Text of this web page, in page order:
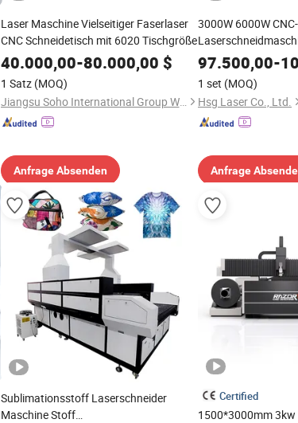
Laser Maschine Vielseitiger Faserlaser
CNC Schneidetisch mit 6020 Tischgröße
40.000,00-80.000,00 $
1 Satz (MOQ)
Jiangsu Soho International Group Wuxi Co., Ltd.
Anfrage Absenden
3000W 6000W CNC-
Eisenrohr
97.500,00-
1 set (MOQ)
Hsg Laser Co., Ltd.
Anfrage
Sublimationsstoff Laserschneider
Maschine Stoff
Certified
1500*3000mm 3kw